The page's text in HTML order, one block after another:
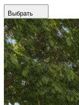
Выбрать